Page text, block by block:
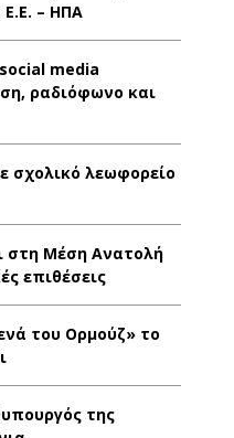
– ΗΠΑ
media
ραδιόφωνο και
σχολικό λεωφορείο
στη Μέση Ανατολή
επιθέσεις
του Ορμούζ» το
της